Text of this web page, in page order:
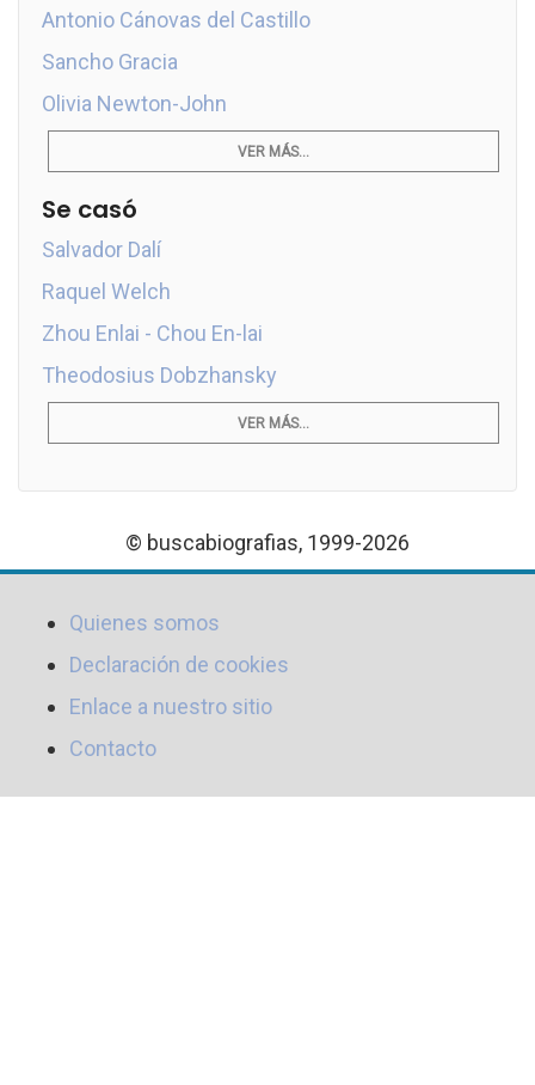
Antonio Cánovas del Castillo
Sancho Gracia
Olivia Newton-John
VER MÁS...
Se casó
Salvador Dalí
Raquel Welch
Zhou Enlai - Chou En-lai
Theodosius Dobzhansky
VER MÁS...
© buscabiografias, 1999-2026
Quienes somos
Declaración de cookies
Enlace a nuestro sitio
Contacto